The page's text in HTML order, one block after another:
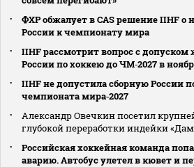
ФХР обжалует в CAS решение IIHF о
России к чемпионату мира
IIHF рассмотрит вопрос с допуском
России по хоккею до ЧМ‑2027 в
IIHF не допустила сборную России
чемпионата мира‑2027
Александр Овечкин посетил
глубокой переработки индейки
Российская хоккейная команда
аварию. Автобус улетел в кювет и